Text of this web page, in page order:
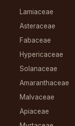
Lamiaceae
Asteraceae
Fabaceae
Hypericaceae
Solanaceae
Amaranthaceae
Malvaceae
Apiaceae